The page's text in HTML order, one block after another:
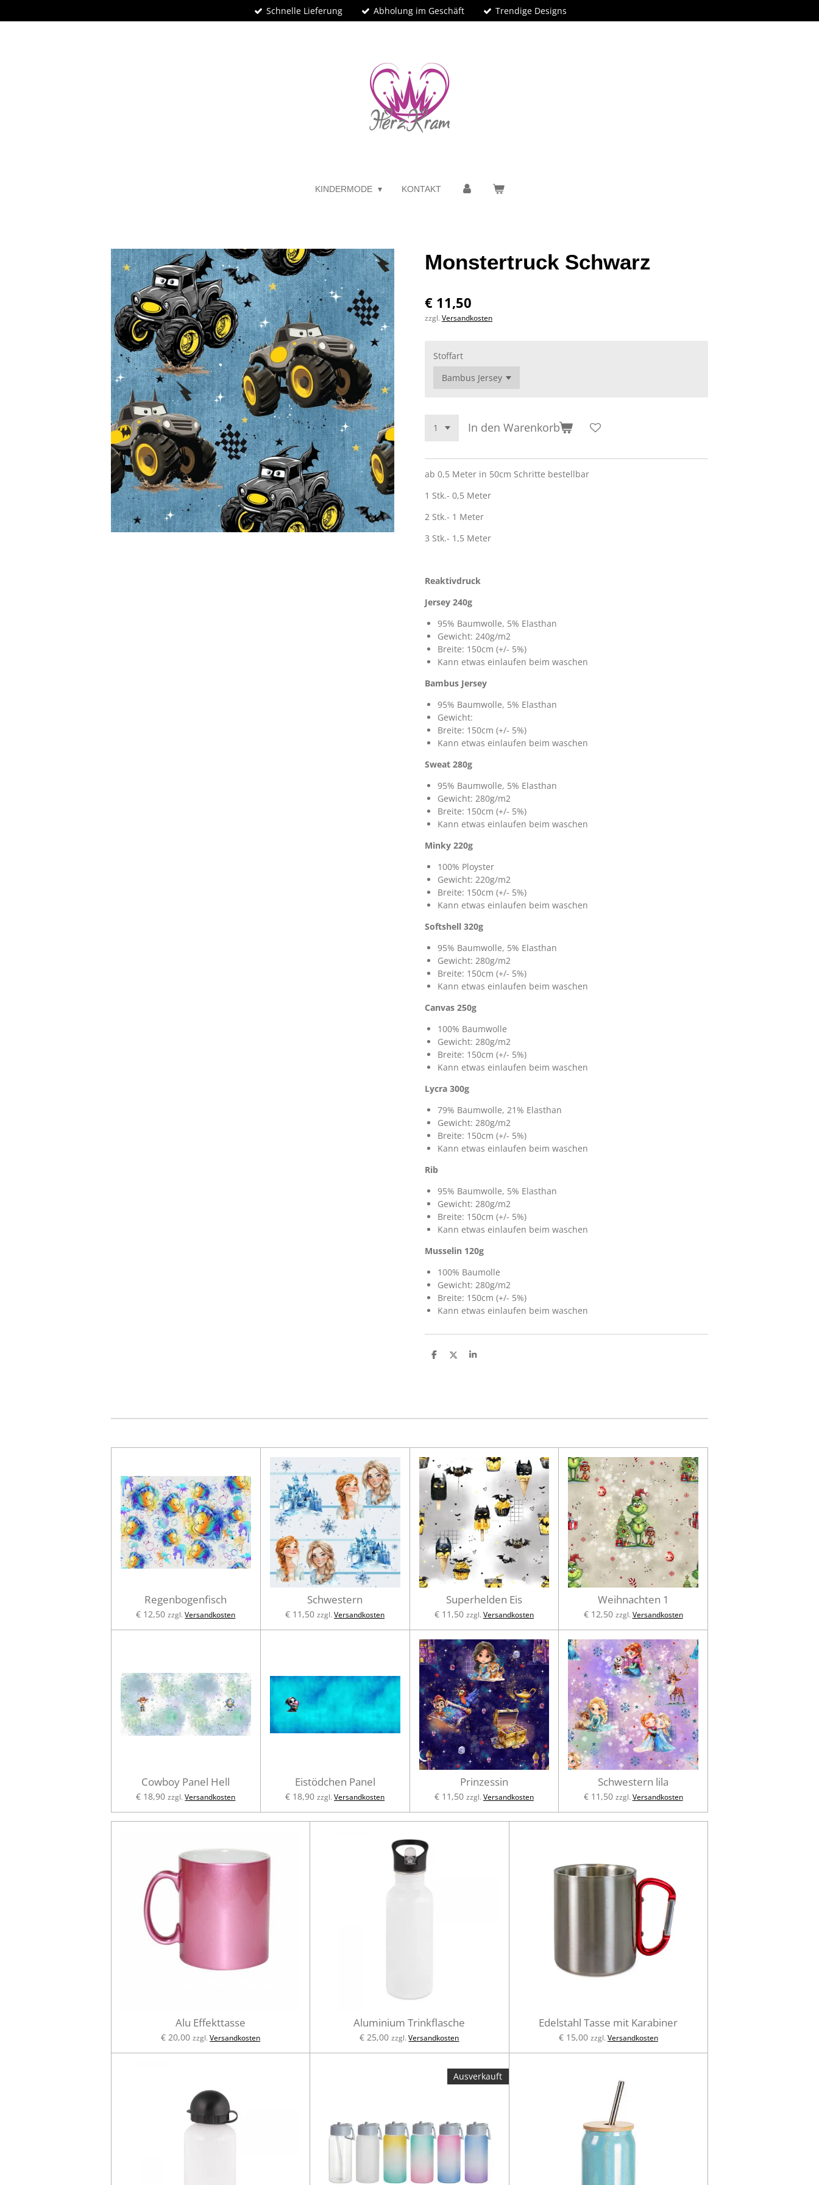
Hauptinhalt
Schnelle Lieferung Abholung im Geschäft Trendige Designs
KINDERMODE KONTAKT
Monstertruck Schwarz
€ 11,50
zzgl. Versandkosten
Stoffart
In den Warenkorb
ab 0,5 Meter in 50cm Schritte bestellbar
1 Stk.- 0,5 Meter
2 Stk.- 1 Meter
3 Stk.- 1,5 Meter
Reaktivdruck
Jersey 240g
95% Baumwolle, 5% Elasthan
Gewicht: 240g/m2
Breite: 150cm (+/- 5%)
Kann etwas einlaufen beim waschen
Bambus Jersey
95% Baumwolle, 5% Elasthan
Gewicht:
Breite: 150cm (+/- 5%)
Kann etwas einlaufen beim waschen
Sweat 280g
95% Baumwolle, 5% Elasthan
Gewicht: 280g/m2
Breite: 150cm (+/- 5%)
Kann etwas einlaufen beim waschen
Minky 220g
100% Ployster
Gewicht: 220g/m2
Breite: 150cm (+/- 5%)
Kann etwas einlaufen beim waschen
Softshell 320g
95% Baumwolle, 5% Elasthan
Gewicht: 280g/m2
Breite: 150cm (+/- 5%)
Kann etwas einlaufen beim waschen
Canvas 250g
100% Baumwolle
Gewicht: 280g/m2
Breite: 150cm (+/- 5%)
Kann etwas einlaufen beim waschen
Lycra 300g
79% Baumwolle, 21% Elasthan
Gewicht: 280g/m2
Breite: 150cm (+/- 5%)
Kann etwas einlaufen beim waschen
Rib
95% Baumwolle, 5% Elasthan
Gewicht: 280g/m2
Breite: 150cm (+/- 5%)
Kann etwas einlaufen beim waschen
Musselin 120g
100% Baumolle
Gewicht: 280g/m2
Breite: 150cm (+/- 5%)
Kann etwas einlaufen beim waschen
T
T
T
Regenbogenfisch
€ 12,50 zzgl.Versandkosten
Schwestern
€ 11,50 zzgl.Versandkosten
Superhelden Eis
€ 11,50 zzgl. Versandkosten
Weihnachten 1
€ 12,50 zzgl. Versandkosten
Cowboy Panel Hell
€ 18,90 zzgl.Versandkosten
Eistödchen Panel
€ 18,90 zzgl.Versandkosten
Prinzessin
€ 11,50 zzgl. Versandkosten
Schwestern lila
€ 11,50 zzgl. Versandkosten
Alu Effekttasse
€ 20,00 zzgl.Versandkosten
Aluminium Trinkflasche
€ 25,00 zzgl.Versandkosten
Edelstahl Tasse mit Karabiner
€ 15,00 zzgl. Versandkosten
Ausverkauft